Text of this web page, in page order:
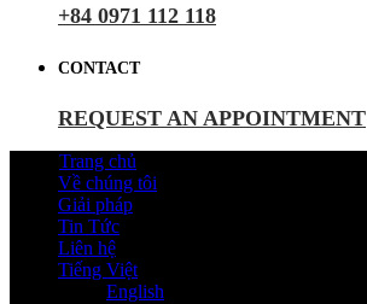
+84 0971 112 118
CONTACT
REQUEST AN APPOINTMENT
Trang chủ
Về chúng tôi
Giải pháp
Tin Tức
Liên hệ
Tiếng Việt
English